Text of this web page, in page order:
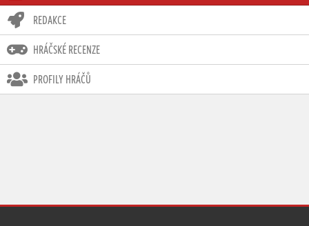
REDAKCE
HRÁČSKÉ RECENZE
PROFILY HRÁČŮ